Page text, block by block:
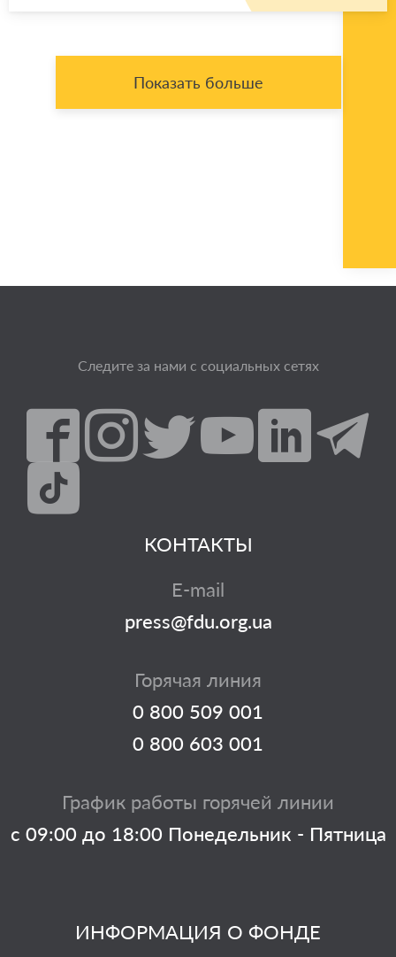
Показать больше
Следите за нами с социальных сетях
ИНФОРМАЦИЯ О ФОНДЕ
КОНТАКТЫ
E-mail
press@fdu.org.ua
Горячая линия
0 800 509 001
0 800 603 001
График работы горячей линии
с 09:00 до 18:00 Понедельник - Пятница